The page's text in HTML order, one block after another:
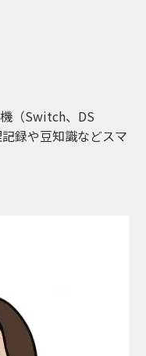
（Switch、DS
録や豆知識などスマ